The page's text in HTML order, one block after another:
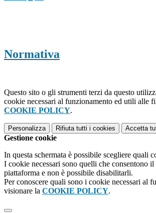
Normativa
Questo sito o gli strumenti terzi da questo
cookie necessari al funzionamento ed utili alle
COOKIE POLICY.
Personalizza Rifiuta tutti i cookies Accetta
Gestione cookie
In questa schermata è possibile scegliere quali
I cookie necessari sono quelli che consentono
piattaforma e non è possibile disabilitarli.
Per conoscere quali sono i cookie necessari al
visionare la COOKIE POLICY.